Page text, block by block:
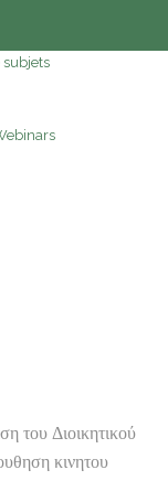
του Διοικητικού
κινητου